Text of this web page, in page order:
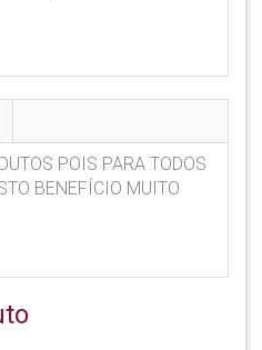
POIS PARA TODOS
BENEFÍCIO MUITO